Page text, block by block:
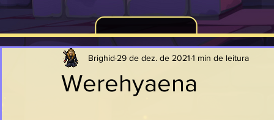
Werehyaena
Brighid 29 de dez. de 2021 1 min de leitura